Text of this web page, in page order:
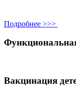
Подробнее >>>
Вакцинация